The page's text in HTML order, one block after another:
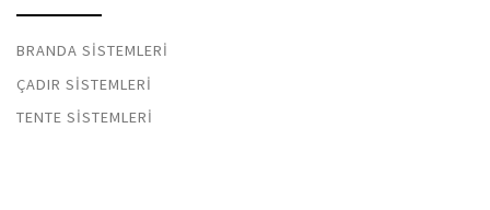
BRANDA SISTEMLERI
ÇADIR SISTEMLERI
TENTE SISTEMLERI